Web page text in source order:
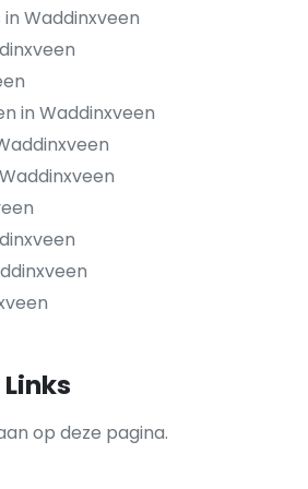
Waddinxveen
in Waddinxveen
op deze pagina.